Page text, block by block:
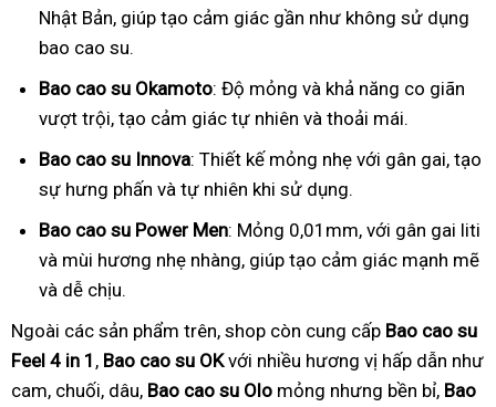
Nhật Bản, giúp tạo cảm giác gần như không sử dụng
bao cao su.
Bao cao su Okamoto: Độ mỏng và khả năng co giãn
vượt trội, tạo cảm giác tự nhiên và thoải mái.
Bao cao su Innova: Thiết kế mỏng nhẹ với gân gai, tạo
sự hưng phấn và tự nhiên khi sử dụng.
Bao cao su Power Men: Mỏng 0,01mm, với gân gai liti
và mùi hương nhẹ nhàng, giúp tạo cảm giác mạnh mẽ
và dễ chịu.
Ngoài các sản phẩm trên, shop còn cung cấp Bao cao su
Feel 4 in 1 , Bao cao su OKvới nhiều hương vị hấp dẫn như
cam, chuối, dâu, Bao cao su Olo mỏng nhưng bền bỉ, Bao